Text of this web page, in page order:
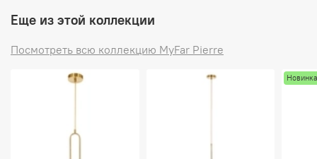
Еще из этой коллекции
Посмотреть всю коллекцию MyFar Pierre
Новинка